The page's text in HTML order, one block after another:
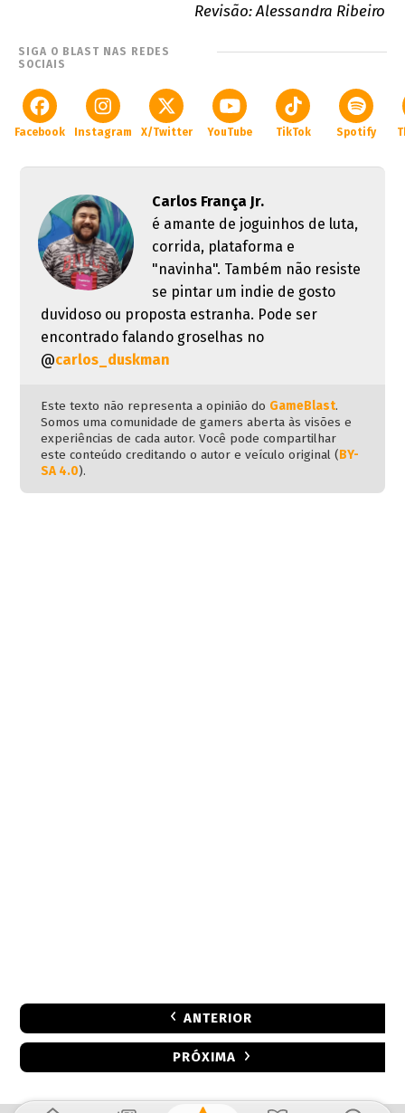
Revisão: Alessandra Ribeiro
SIGA O BLAST NAS REDES
SOCIAIS
Facebook Instagram X/Twitter YouTube TikTok Spotify
Carlos França Jr.
é amante de joguinhos de luta,
corrida, plataforma e
"navinha". Também não resiste
se pintar um indie de gosto
duvidoso ou proposta estranha. Pode ser
encontrado falando groselhas no
@carlos_duskman
Este texto não representa a opinião do GameBlast.
Somos uma comunidade de gamers aberta às visões e
experiências de cada autor. Você pode compartilhar
este conteúdo creditando o autor e veículo original (BY-
SA 4.0).
ANTERIOR
PRÓXIMA